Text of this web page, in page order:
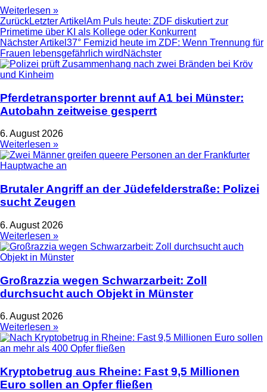
Weiterlesen »
ZurückLetzter Artikel Am Puls heute: ZDF diskutiert zur
Primetime über KI als Kollege oder Konkurrent
Nächster Artikel 37° Femizid heute im ZDF: Wenn Trennung für
Frauen lebensgefährlich wird Nächster
Pferdetransporter brennt auf A1 bei Münster:
Autobahn zeitweise gesperrt
6. August 2026
Weiterlesen »
Brutaler Angriff an der Jüdefelderstraße: Polizei
sucht Zeugen
6. August 2026
Weiterlesen »
Großrazzia wegen Schwarzarbeit: Zoll
durchsucht auch Objekt in Münster
6. August 2026
Weiterlesen »
Kryptobetrug aus Rheine: Fast 9,5 Millionen
Euro sollen an Opfer fließen